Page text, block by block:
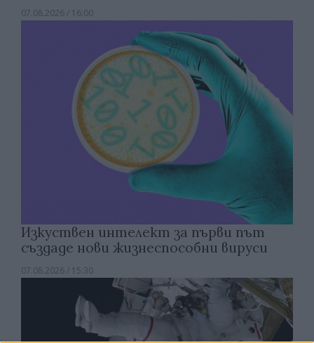
07.08.2026 / 16:00
Изкуствен интелект за първи път
създаде нови жизнеспособни вируси
07.08.2026 / 15:30